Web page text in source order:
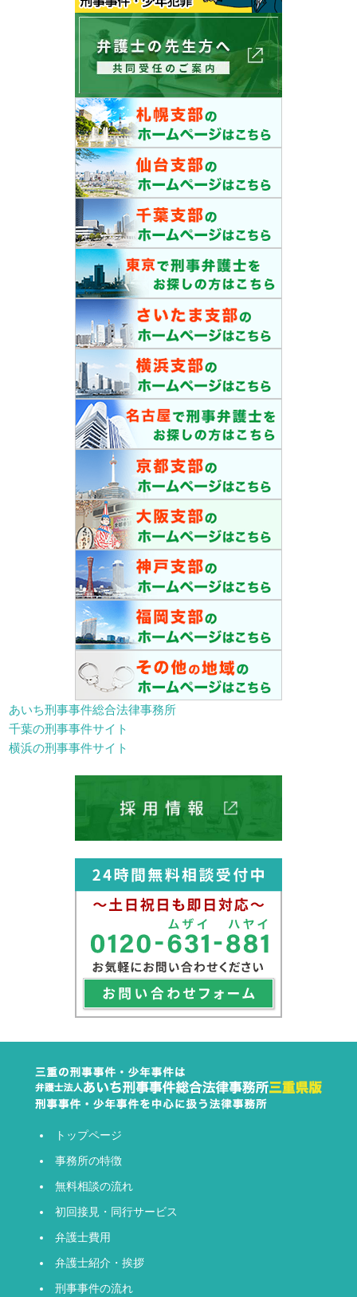
あいち刑事事件総合法律事務所
千葉の刑事事件サイト
横浜の刑事事件サイト
トップページ
事務所の特徴
無料相談の流れ
初回接見・同行サービス
弁護士費用
弁護士紹介・挨拶
刑事事件の流れ